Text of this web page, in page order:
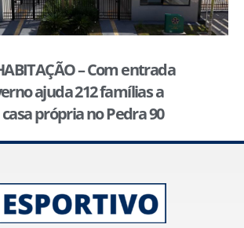
– Com entrada
ajuda 212 famílias a
própria no Pedra 90